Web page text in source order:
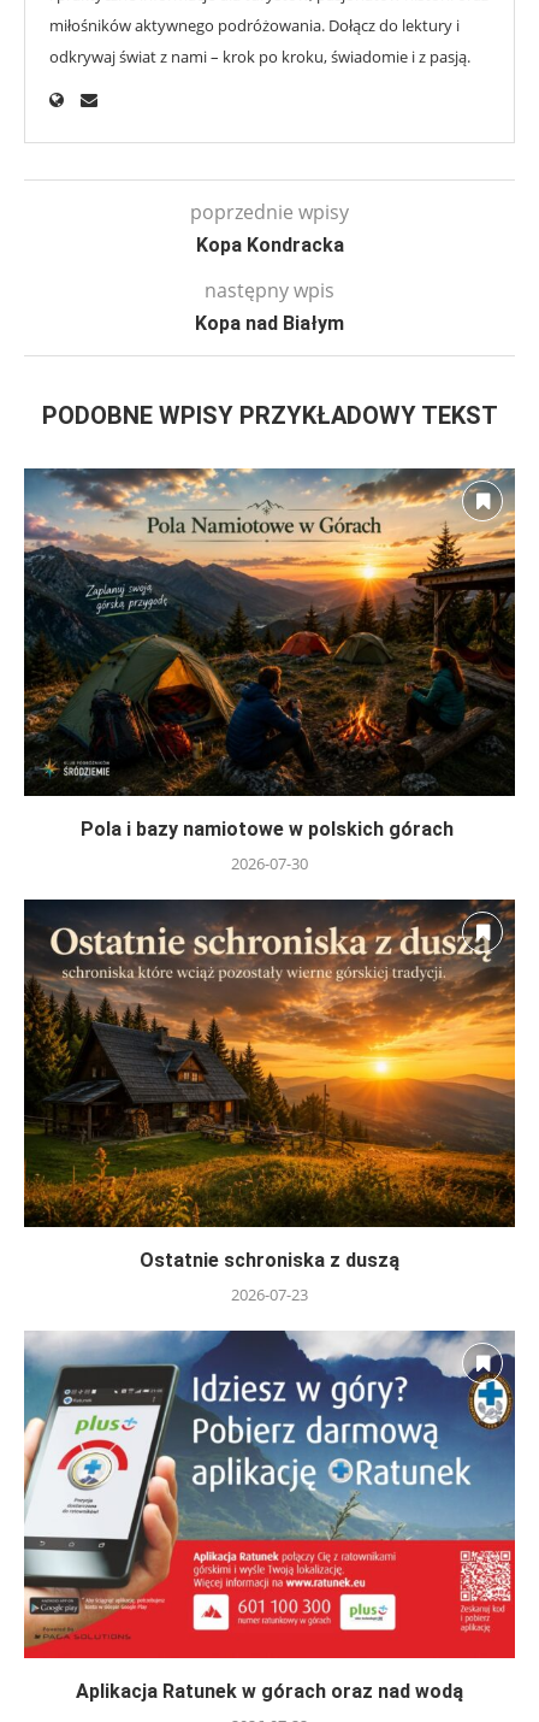
miłośników aktywnego podróżowania. Dołącz do lektury i
odkrywaj świat z nami – krok po kroku, świadomie i z pasją.
poprzednie wpisy
Kopa Kondracka
następny wpis
Kopa nad Białym
PODOBNE WPISY PRZYKŁADOWY TEKST
Pola i bazy namiotowe w polskich górach
2026-07-30
Ostatnie schroniska z duszą
2026-07-23
Aplikacja Ratunek w górach oraz nad wodą